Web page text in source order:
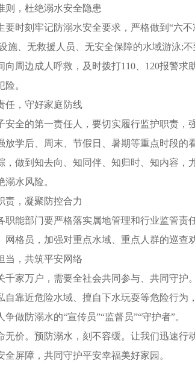
，杜绝溺水安全隐患
刻牢记防溺水安全要求，严格做到“六不
施、无救援人员、无安全保障的水域游泳;
向周边成人呼救，及时拨打110、120报警
。
，守好家庭防线
的第一责任人，要切实履行监护职责，
放学后、周末、节假日、暑期等重点时段
，做到知去向、知同伴、知归时、知内容
水风险。
，凝聚防控合力
部门要严格落实属地管理和行业监管责
网格员，加强对重点水域、重点人群的巡查
，共筑平安网络
万户，需要全社会共同参与、共同守护
自靠近危险水域、擅自下水玩耍等危险行
做防溺水的“宣传员”“监督员”“守护者”。
。预防溺水，刻不容缓。让我们迅速行
全屏障，共同守护平安幸福美好家园。